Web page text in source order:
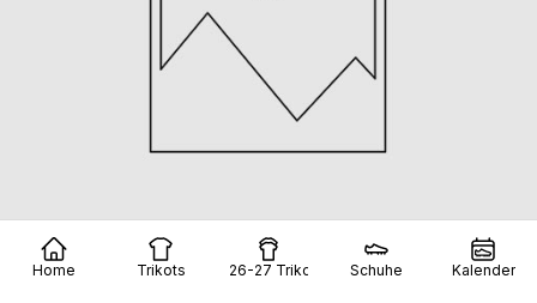
Home Trikots 26-27 Trikots Schuhe Kalender